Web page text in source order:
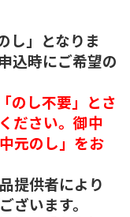
し」となりま
込時にご希望の
のし不要」とさ
ださい。御中
元のし」をお
提供者により
ざいます。